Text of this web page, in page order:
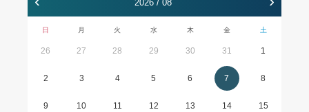
2026 / 08
日 月 火 水 木 金 土
26 27 28 29 30 31 1
2 3 4 5 6 7 8
9 10 11 12 13 14 15